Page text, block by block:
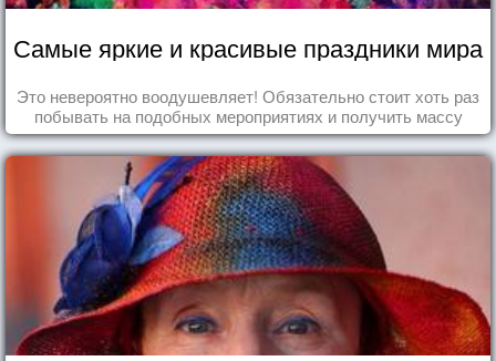
Самые яркие и красивые праздники мира
Это невероятно воодушевляет! Обязательно стоит хоть раз
побывать на подобных мероприятиях и получить массу
впечатлений!